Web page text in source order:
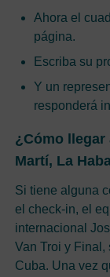
Ahora el
página.
Escriba su
Y un
responderá
¿Cómo
Martí, La
Si tiene alguna
el check-in, el
internacional
Van Troi y Final,
Cuba. Una vez